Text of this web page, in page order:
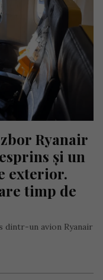
Ryanair
și un
exterior.
timp de
dintr-un avion Ryanair